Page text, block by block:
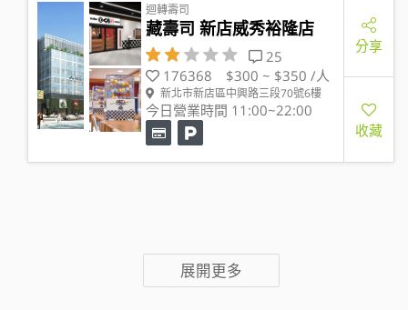
迴轉壽司
藏壽司 新店威秀裕隆店
25
176368
$300 ~ $350 /人
新北市新店區中興路三段70號6樓
今日營業時間 11:00~22:00
分享
收藏
展開更多